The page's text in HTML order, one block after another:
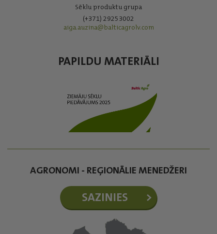
Sēklu produktu grupa
(+371) 29253002
aiga.auzina@balticagrolv.com
PAPILDU MATERIĀLI
AGRONOMI - REĢIONĀLIE MENEDŽERI
SAZINIES